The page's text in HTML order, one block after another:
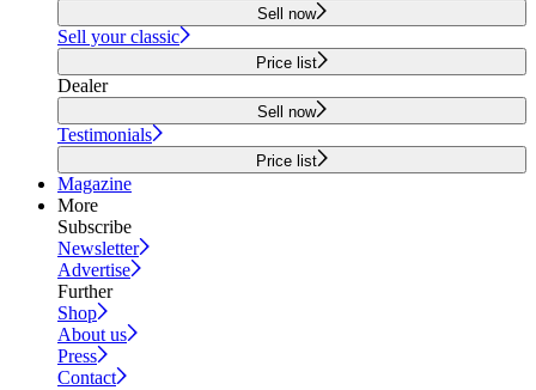
Sell now
Sell your classic
Price list
Dealer
Sell now
Testimonials
Price list
Magazine
More
Subscribe
Newsletter
Advertise
Further
Shop
About us
Press
Contact